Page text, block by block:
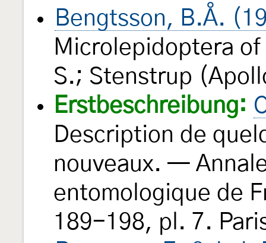
Bengtsson, B.Å.
Microlepidoptera of
S.; Stenstrup
Erstbeschreibung:
Description de
nouveaux. —
entomologique de
189-198, pl. 7.